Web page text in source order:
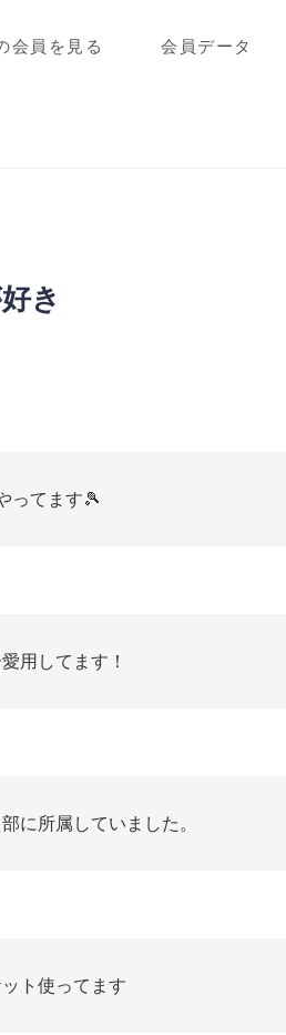
会員を見る 会員データ
き
ってます🎾
用してます！
に所属していました。
ト使ってます